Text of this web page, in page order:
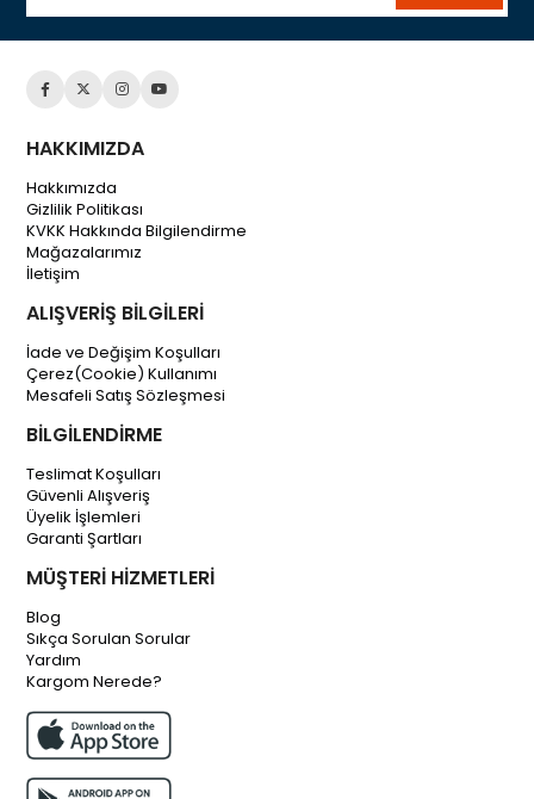
HAKKIMIZDA
Hakkımızda
Gizlilik Politikası
KVKK Hakkında Bilgilendirme
Mağazalarımız
İletişim
ALIŞVERİŞ BİLGİLERİ
İade ve Değişim Koşulları
Çerez(Cookie) Kullanımı
Mesafeli Satış Sözleşmesi
BİLGİLENDİRME
Teslimat Koşulları
Güvenli Alışveriş
Üyelik İşlemleri
Garanti Şartları
MÜŞTERİ HİZMETLERİ
Blog
Sıkça Sorulan Sorular
Yardım
Kargom Nerede?